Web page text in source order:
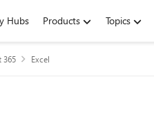
Hubs Products Topics
365 Excel